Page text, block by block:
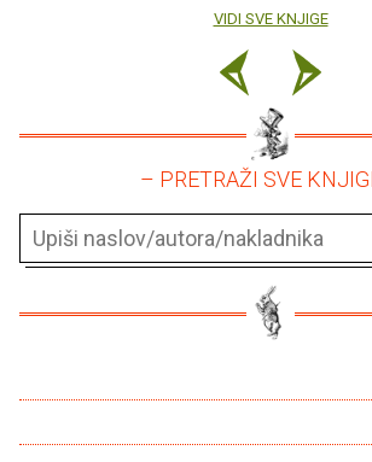
VIDI SVE KNJIGE
– PRETRAŽI SVE